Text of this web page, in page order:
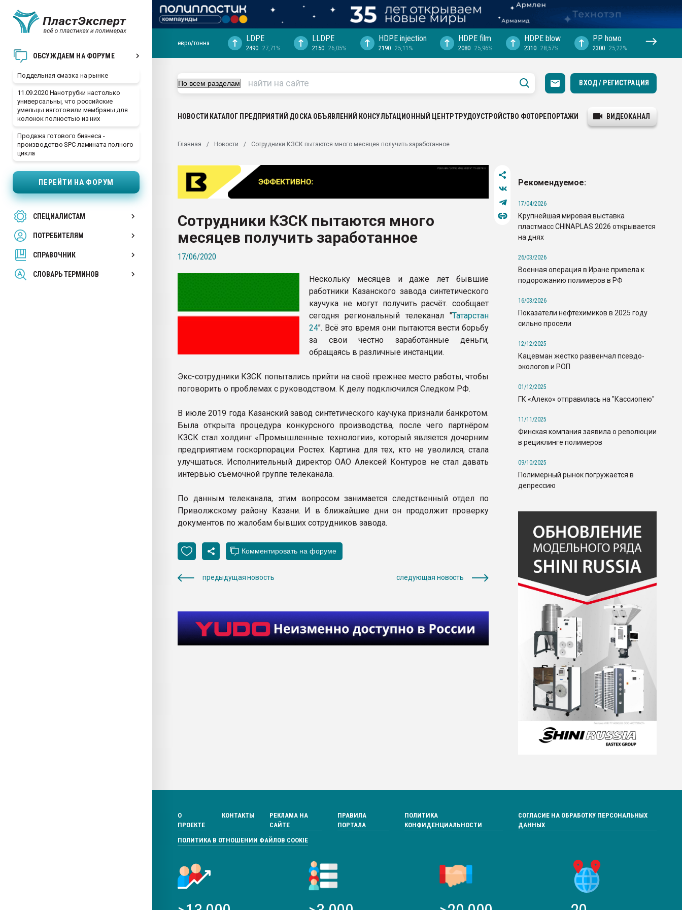
ОБСУЖДАЕМ НА ФОРУМЕ
Поддельная смазка на рынке
11.09.2020 Нанотрубки настолько
универсальны, что российские
умельцы изготовили мембраны для
колонок полностью из них
Продажа готового бизнеса -
производство SPC ламината полного
цикла
ПЕРЕЙТИ НА ФОРУМ
СПЕЦИАЛИСТАМ
ПОТРЕБИТЕЛЯМ
СПРАВОЧНИК
СЛОВАРЬ ТЕРМИНОВ
ближайшее подмосковье, с.-в.
Подмосковье, Москва
первый план в переработке
28.07.2026 "Технониколь" довольна
Всё, что касается выдува ПЭТ
Материал поверхности пуансона для
Продам отходы Композиция
поликарбоната и АБС-пластика
Armaloy PC/ABS-1IM черный цвет
евро/тонна LDPE
2490 27,71%
LLDPE
2150 26,05%
HDPE injection
2190 25,11%
HDPE film
2080 25,96%
HDPE blow
2310 28,57%
PP hомо
2300 25,22%
ВХОД / РЕГИСТРАЦИЯ
НОВОСТИ КАТАЛОГ ПРЕДПРИЯТИЙ ДОСКА ОБЪЯВЛЕНИЙ КОНСУЛЬТАЦИОННЫЙ ЦЕНТРТРУДОУСТРОЙСТВО ФОТОРЕПОРТАЖИ ВИДЕОКАНАЛ
Главная Новости Сотрудники КЗСК пытаются много месяцев получить заработанное
Сотрудники КЗСК пытаются много
месяцев получить заработанное
17/06/2020
Нескольку месяцев и даже лет бывшие
работники Казанского завода синтетического
каучука не могут получить расчёт. сообщает
сегодня региональный телеканал "Татарстан
24". Всё это время они пытаются вести борьбу
за свои честно заработанные деньги,
обращаясь в различные инстанции.
Экс-сотрудники КЗСК попытались прийти на своё прежнее место работы, чтобы
поговорить о проблемах с руководством. К делу подключился Следком РФ.
В июле 2019 года Казанский завод синтетического каучука признали банкротом.
Была открыта процедура конкурсного производства, после чего партнёром
КЗСК стал холдинг «Промышленные технологии», который является дочерним
предприятием госкорпорации Ростех. Картина для тех, кто не уволился, стала
улучшаться. Исполнительный директор ОАО Алексей Контуров не стал давать
интервью съёмочной группе телеканала.
По данным телеканала, этим вопросом занимается следственный отдел по
Приволжскому району Казани. И в ближайшие дни он продолжит проверку
документов по жалобам бывших сотрудников завода.
предыдущая новость следующая новость
Рекомендуемое:
17/04/2026
Крупнейшая мировая выставка
пластмасс CHINAPLAS 2026 открывается
на днях
26/03/2026
Военная операция в Иране привела к
подорожанию полимеров в РФ
16/03/2026
Показатели нефтехимиков в 2025 году
сильно просели
12/12/2025
Кацевман жестко развенчал псевдо-
экологов и РОП
01/12/2025
ГК «Алеко» отправилась на "Кассиопею"
11/11/2025
Финская компания заявила о революции
в рециклинге полимеров
09/10/2025
Полимерный рынок погружается в
депрессию
О
ПРОЕКТЕ
КОНТАКТЫ
РЕКЛАМА НА
САЙТЕ
ПРАВИЛА
ПОРТАЛА
ПОЛИТИКА
КОНФИДЕНЦИАЛЬНОСТИ
СОГЛАСИЕ НА ОБРАБОТКУ ПЕРСОНАЛЬНЫХ
ДАННЫХ
ПОЛИТИКА В ОТНОШЕНИИ ФАЙЛОВ COOKIE